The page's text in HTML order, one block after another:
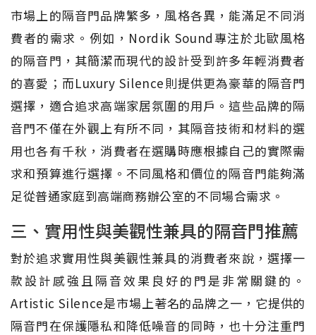
市場上的隔音門品牌繁多，風格各異，能滿足不同消
費者的需求。例如，Nordik Sound專注於北歐風格
的隔音門，其簡潔而現代的設計受到許多年輕消費者
的喜愛；而Luxury Silence則提供更為豪華的隔音門
選擇，適合追求高端家居氛圍的用戶。這些品牌的隔
音門不僅在外觀上有所不同，其隔音技術和材料的選
用也各有千秋，消費者在選購時應根據自己的實際需
求和預算進行選擇。不同風格和價位的隔音門能夠滿
足從普通家庭到高端商務辦公室的不同場合需求。
三、實用性與美觀性兼具的隔音門推薦
對於追求實用性與美觀性兼具的消費者來說，選擇一
款設計感強且隔音效果良好的門是非常關鍵的。
Artistic Silence是市場上著名的品牌之一，它提供的
隔音門在保護隱私和降低噪音的同時，也十分注重門